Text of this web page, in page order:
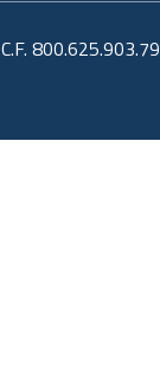
C.F. 800.625.903.79